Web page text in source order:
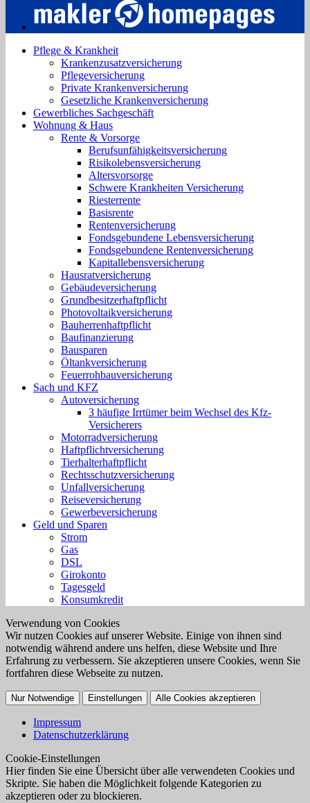
Pflege & Krankheit
Krankenzusatzversicherung
Pflegeversicherung
Private Krankenversicherung
Gesetzliche Krankenversicherung
Gewerbliches Sachgeschäft
Wohnung & Haus
Rente & Vorsorge
Berufs­unfähigkeitsversicherung
Risikolebensversicherung
Altersvorsorge
Schwere Krankheiten Versicherung
Riesterrente
Basisrente
Rentenversicherung
Fondsgebundene Lebensversicherung
Fondsgebundene Rentenversicherung
Kapitallebensversicherung
Hausratversicherung
Gebäudeversicherung
Grundbesitzerhaftpflicht
Photovoltaikversicherung
Bauherrenhaftpflicht
Baufinanzierung
Bausparen
Öltankversicherung
Feuerrohbauversicherung
Sach und KFZ
Autoversicherung
3 häufige Irrtümer beim Wechsel des Kfz-
Versicherers
Motorradversicherung
Haftpflichtversicherung
Tierhalterhaftpflicht
Rechtsschutzversicherung
Unfallversicherung
Reiseversicherung
Gewerbeversicherung
Geld und Sparen
Strom
Gas
DSL
Girokonto
Tagesgeld
Konsumkredit
Verwendung von Cookies
Wir nutzen Cookies auf unserer Website. Einige von ihnen sind
notwendig während andere uns helfen, diese Website und Ihre
Erfahrung zu verbessern. Sie akzeptieren unsere Cookies, wenn Sie
fortfahren diese Webseite zu nutzen.
Nur Notwendige Einstellungen Alle Cookies akzeptieren
Impressum
Datenschutzerklärung
Cookie-Einstellungen
Hier finden Sie eine Übersicht über alle verwendeten Cookies und
Skripte. Sie haben die Möglichkeit folgende Kategorien zu
akzeptieren oder zu blockieren.